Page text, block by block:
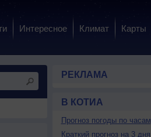
Интересное Климат Карты
РЕКЛАМА
В КОТИА
Прогноз погоды по часам
Краткий прогноз на 3 дня